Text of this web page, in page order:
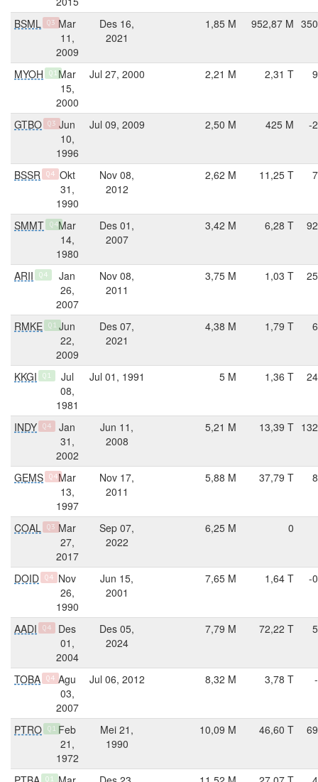
BSML Q3 Mar
11,
2009
Des 16,
2021
1,85 M 952,87 M
MYOH Q1 Mar
15,
2000
Jul 27, 2000 2,21 M 2,31 T
GTBO Q3 Jun
10,
1996
Jul 09, 2009 2,50 M 425 M -
BSSR Q4
Okt
31,
1990
Nov 08,
2012
2,62 M 11,25 T
SMMT Q4Mar
14,
1980
Des 01,
2007
3,42 M 6,28 T
ARII Q4
Jan
26,
2007
Nov 08,
2011
3,75 M 1,03 T
RMKE Q1 Jun
22,
2009
Des 07,
2021
4,38 M 1,79 T
KKGI Q1
Jul
08,
1981
Jul 01, 1991 5 M 1,36 T
INDY Q4
Jan
31,
2002
Jun 11,
2008
5,21 M 13,39 T
GEMS Q4Mar
13,
1997
Nov 17,
2011
5,88 M 37,79 T
COAL Q3 Mar
27,
2017
Sep 07,
2022
6,25 M 0
DOID Q4
Nov
26,
1990
Jun 15,
2001
7,65 M 1,64 T -
AADI Q4
Des
01,
2004
Des 05,
2024
7,79 M 72,22 T
TOBA Q4 Agu
03,
2007
Jul 06, 2012 8,32 M 3,78 T
PTRO Q1 Feb
21,
1972
Mei 21,
1990
10,09 M 46,60 T
Q1